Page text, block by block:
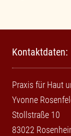
Kontaktdaten:
Praxis für Haut
Yvonne
Stollstraße 10
83022